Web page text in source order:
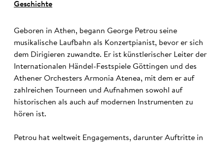
Geschichte
Geboren in Athen, begann George Petrou seine
musikalische Laufbahn als Konzertpianist, bevor er sich
dem Dirigieren zuwandte. Er ist künstlerischer Leiter der
Internationalen Händel-Festspiele Göttingen und des
Athener Orchesters Armonia Atenea, mit dem er auf
zahlreichen Tourneen und Aufnahmen sowohl auf
historischen als auch auf modernen Instrumenten zu
hören ist.
Petrou hat weltweit Engagements, darunter Auftritte in